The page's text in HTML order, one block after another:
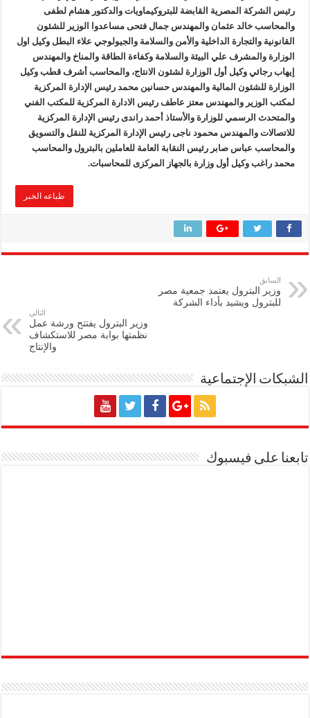
رئيس الشركة المصرية القابضة للبتروكيماويات والدكتور هشام لطفى
والمحاسب خالد عثمان والمهندس جمال فتحى مساعدوا الوزير للشئون
القانونية والتجارة الداخلية والأمن والسلامة والجيولوجي علاء البطل وكيل اول
الوزارة والمشرف علي البيئة والسلامة وكفاءة الطاقة والمناخ والمهندس
إيهاب رجائي وكيل أول الوزارة لشئون الانتاج، والمحاسب أشرف قطب وكيل
الوزارة للشئون المالية والمهندس حسانين محمد رئيس الإدارة المركزية
لمكتب الوزير والمهندس معتز عاطف رئيس الادارة المركزية للمكتب الفني
والمتحدث الرسمي للوزارة والأستاذ أحمد راندى رئيس الإدارة المركزية
للاتصالات والمهندس محمود ناجى رئيس الإدارة المركزية للنقل والتسويق
والمحاسب عباس صابر رئيس النقابة العامة للعاملين بالبترول والمحاسب
محمد راغب وكيل أول وزارة بالجهاز المركزى للمحاسبات.
طباعه الخبر
السابق
وزير البترول يعتمد جمعية مصر
للبترول ويشيد بأداء الشركة
التالي
وزير البترول يفتتح ورشة عمل
نظمتها بوابة مصر للاستكشاف
والإنتاج
الشبكات الإجتماعية
تابعنا على فيسبوك